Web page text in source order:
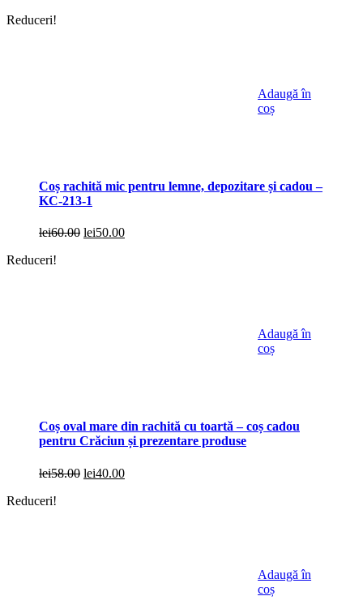
Reduceri!
Adaugă în
coș
Coș rachită mic pentru lemne, depozitare și cadou –
KC-213-1
lei60.00 Prețul
lei50.00Prețul
Reduceri!
Adaugă în
coș
Coș oval mare din rachită cu toartă – coș cadou
pentru Crăciun și prezentare produse
lei58.00 Prețul
lei40.00Prețul
Reduceri!
Adaugă în
coș